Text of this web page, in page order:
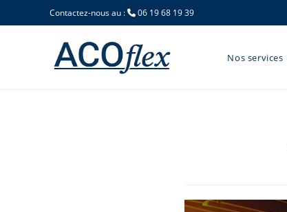
Contactez-nous au : 06 19 68 19 39
Nos services